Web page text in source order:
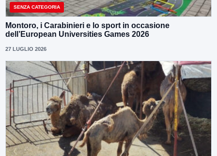
SENZA CATEGORIA
Montoro, i Carabinieri e lo sport in occasione
dell’European Universities Games 2026
27 LUGLIO 2026